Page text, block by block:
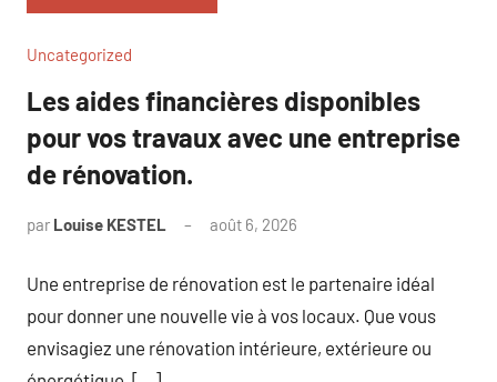
Uncategorized
Les aides financières disponibles
pour vos travaux avec une entreprise
de rénovation.
par Louise KESTEL août 6, 2026
Une entreprise de rénovation est le partenaire idéal
pour donner une nouvelle vie à vos locaux. Que vous
envisagiez une rénovation intérieure, extérieure ou